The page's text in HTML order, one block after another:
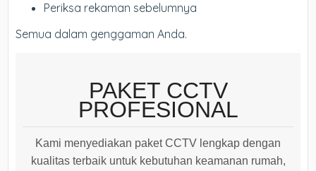
Periksa rekaman sebelumnya
Semua dalam genggaman Anda.
PAKET CCTV
PROFESIONAL
Kami menyediakan paket CCTV lengkap dengan
kualitas terbaik untuk kebutuhan keamanan rumah,